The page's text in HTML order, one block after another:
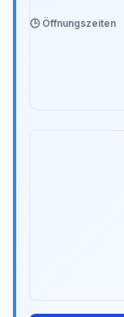
🕒 Öffnungszeiten